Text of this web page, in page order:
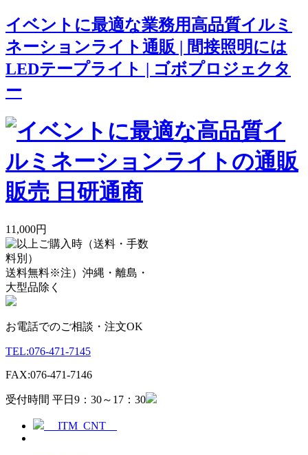
イベントに最適な業務用高品質イルミ
ネーションライト通販 | 間接照明には
LEDテープライト | ゴボプロジェクタ
ー
11,000円
送料無料※注）沖縄・離島・
大型品除く
お電話でのご相談・注文OK
TEL:076-471-7145
FAX:076-471-7146
受付時間 平日9：30～17：30
__ITM_CNT__